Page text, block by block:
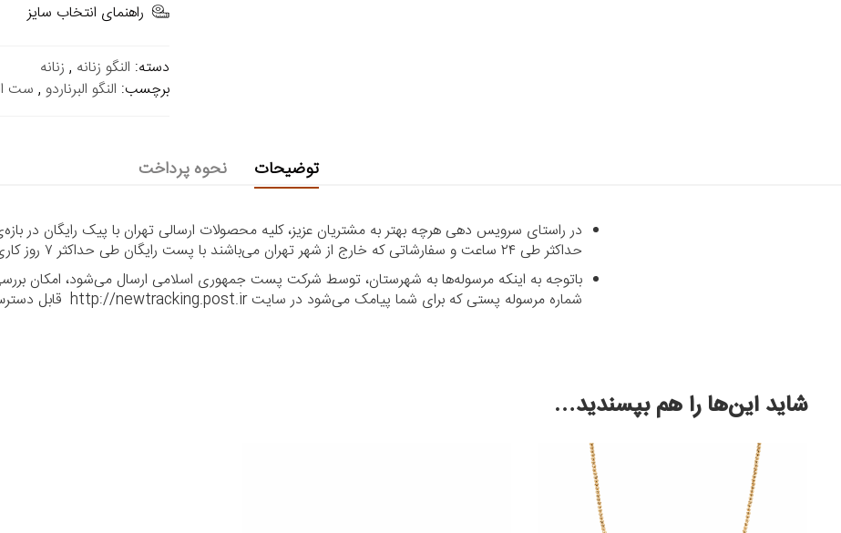
راهنمای انتخاب سایز
دسته: النگو زنانه , زنانه
برچسب: النگو البرناردو , ست
توضیحات نحوه پرداخت
در راستای سرویس دهی هرچه بهتر به مشتریان عزیز، کلیه محصولات ارسالی تهران با پیک رایگان در
حداکثر طی ۲۴ ساعت و سفارشاتی که خارج از شهر تهران می‌باشند با پست رایگان طی حداکثر ۷ روز کاری تحویل داده می‌شود.
باتوجه به اینکه مرسوله‌ها به شهرستان، توسط شرکت پست جمهوری اسلامی ارسال می‌شود، امکان
شماره مرسوله پستی که برای شما پیامک می‌شود در سایت http://newtracking.post.ir قابل دسترس می‌باشد.
شاید این‌ها را هم بپسندید…